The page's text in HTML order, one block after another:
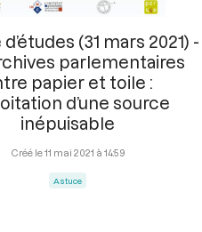
(31 mars 2021) -
parlementaires
papier et toile :
d’une source
inépuisable
11 mai 2021 à 14:59
Astuce